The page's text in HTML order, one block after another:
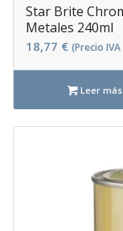
Star Brite
Metales 240ml
18,77 € (Precio IVA
Leer más